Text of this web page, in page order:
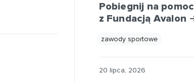
Pobiegnij na pomoc
z Fundacją Avalon
zawody sportowe
20 lipca, 2026